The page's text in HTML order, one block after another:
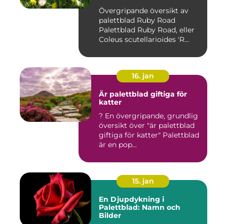
Övergripande översikt av
palettblad Ruby Road
Palettblad Ruby Road, eller
Coleus scutellarioides 'R...
16. jan
Är palettblad giftiga för
katter
? En övergripande, grundlig
översikt över "är palettblad
giftiga för katter" Palettblad
är en pop...
15. jan
En Djupdykning i
Palettblad: Namn och
Bilder